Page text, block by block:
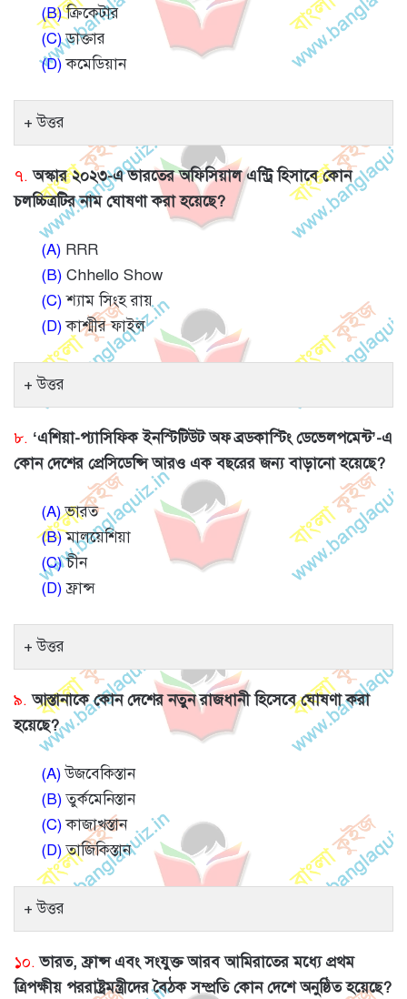
(B)ক্রিকেটার
(C)ডাক্তার
(D)কমেডিয়ান
উত্তর
৭. অস্কার ২০২৩-এ ভারতের অফিসিয়াল এন্ট্রি হিসাবে কোন
চলচ্চিত্রটির নাম ঘোষণা করা হয়েছে?
(A) RRR
(B) Chhello Show
(C)শ্যাম সিংহ রায়
(D)কাশ্মীর ফাইল
উত্তর
৮. ‘এশিয়া-প্যাসিফিক ইনস্টিটিউট অফ ব্রডকাস্টিং ডেভেলপমেন্ট’-এ
কোন দেশের প্রেসিডেন্সি আরও এক বছরের জন্য বাড়ানো হয়েছে?
(A)ভারত
(B)মালয়েশিয়া
(C)চীন
(D)ফ্রান্স
উত্তর
৯. আস্তানাকে কোন দেশের নতুন রাজধানী হিসেবে ঘোষণা করা
হয়েছে?
(A)উজবেকিস্তান
(B)তুর্কমেনিস্তান
(C)কাজাখস্তান
(D)তাজিকিস্তান
উত্তর
১০. ভারত, ফ্রান্স এবং সংযুক্ত আরব আমিরাতের মধ্যে প্রথম
ত্রিপক্ষীয় পররাষ্ট্রমন্ত্রীদের বৈঠক সম্প্রতি কোন দেশে অনুষ্ঠিত হয়েছে?